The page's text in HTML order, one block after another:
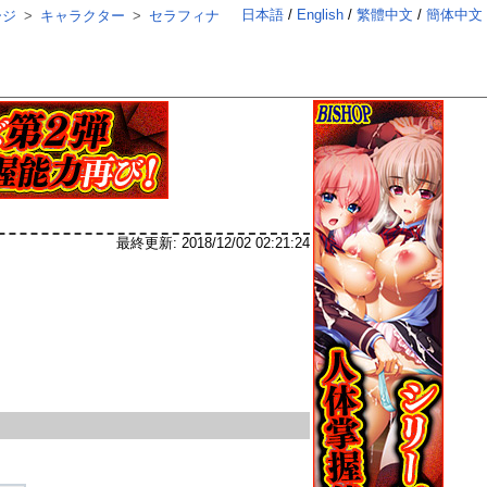
日本語 English 繁體中文 簡体中文
キャラクター セラフィナ
最終更新: 2018/12/02 02:21:24